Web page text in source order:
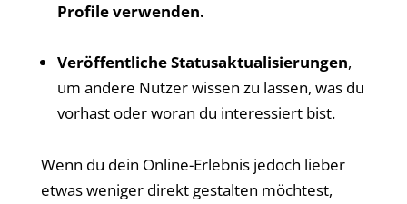
Profile verwenden.
Veröffentliche Statusaktualisierungen,
um andere Nutzer wissen zu lassen, was du
vorhast oder woran du interessiert bist.
Wenn du dein Online-Erlebnis jedoch lieber
etwas weniger direkt gestalten möchtest,